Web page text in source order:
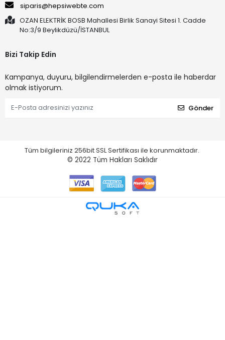
siparis@hepsiwebte.com
OZAN ELEKTRİK BOSB Mahallesi Birlik Sanayi Sitesi 1. Cadde
No:3/9 Beylikdüzü/İSTANBUL
Bizi Takip Edin
Kampanya, duyuru, bilgilendirmelerden e-posta ile haberdar
olmak istiyorum.
Gönder
Tüm bilgileriniz 256bit SSL Sertifikası ile korunmaktadır.
© 2022 Tüm Hakları Saklıdır